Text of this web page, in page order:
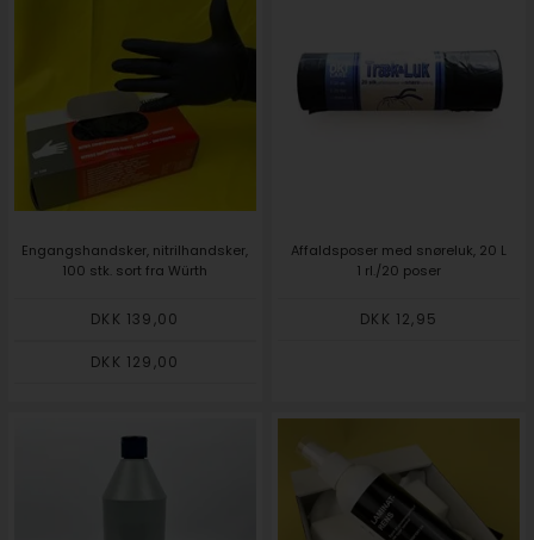
Engangshandsker, nitrilhandsker,
100 stk. sort fra Würth
DKK 139,00
DKK 129,00
Affaldsposer med snøreluk, 20 L
1 rl./20 poser
DKK 12,95